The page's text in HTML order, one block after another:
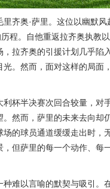
里齐奥·萨里。这位以幽默
程。自他重返拉齐奥执教
拉齐奥的引援计划几乎陷
。然而，面对这样的局面
杯半决赛次回合较量，对
然而，萨里的未来去向却
场的球员通道缓缓走出时
但萨里的每一个动作、每
难以言喻的默契与吸引。